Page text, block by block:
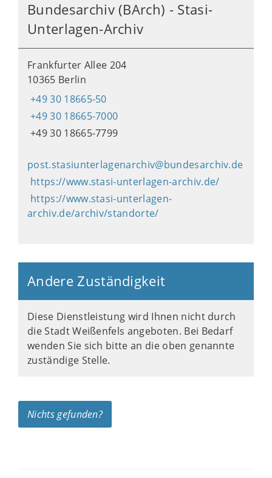
Bundesarchiv (BArch) - Stasi-
Unterlagen-Archiv
Frankfurter Allee 204
10365 Berlin
+49 30 18665-50
+49 30 18665-7000
+49 30 18665-7799
post.stasiunterlagenarchiv@bundesarchiv.de
https://www.stasi-unterlagen-archiv.de/
https://www.stasi-unterlagen-
archiv.de/archiv/standorte/
Andere Zuständigkeit
Diese Dienstleistung wird Ihnen nicht durch
die Stadt Weißenfels angeboten. Bei Bedarf
wenden Sie sich bitte an die oben genannte
zuständige Stelle.
Nichts gefunden?